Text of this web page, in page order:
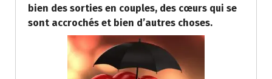
bien des sorties en couples, des cœurs qui se
sont accrochés et bien d’autres choses.